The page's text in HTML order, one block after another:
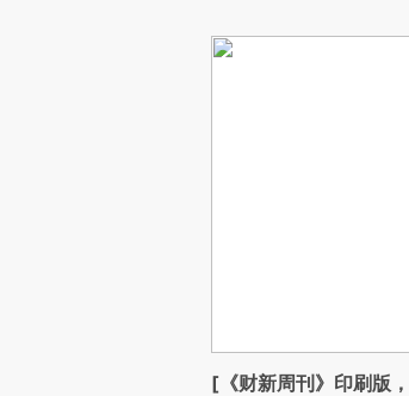
[《财新周刊》印刷版，